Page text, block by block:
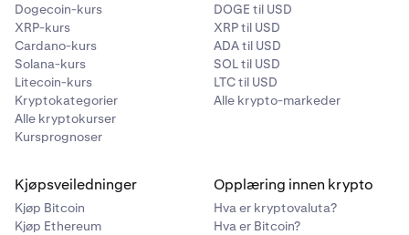
Dogecoin-kurs
XRP-kurs
Cardano-kurs
Solana-kurs
Litecoin-kurs
Kryptokategorier
Alle kryptokurser
Kursprognoser
DOGE til USD
XRP til USD
ADA til USD
SOL til USD
LTC til USD
Alle krypto-markeder
Kjøpsveiledninger
Kjøp Bitcoin
Kjøp Ethereum
Opplæring innen krypto
Hva er kryptovaluta?
Hva er Bitcoin?